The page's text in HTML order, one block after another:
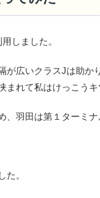
しました。
が広いクラスJは助か
まれて私はけっこうキ
、羽田は第１ターミナ
た。